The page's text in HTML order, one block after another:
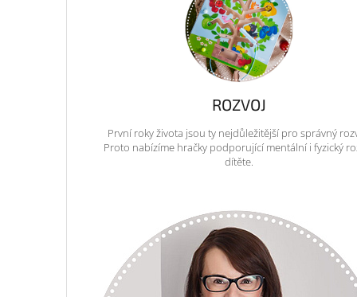
ROZVOJ
První roky života jsou ty nejdůležitější pro správný
Proto nabízíme hračky podporující mentální i fyzický
dítěte.